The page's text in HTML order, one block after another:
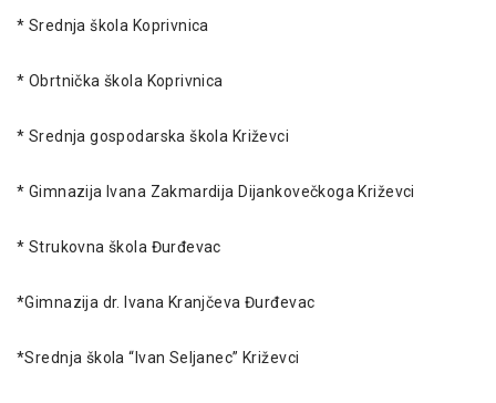
* Srednja škola Koprivnica
* Obrtnička škola Koprivnica
* Srednja gospodarska škola Križevci
* Gimnazija Ivana Zakmardija Dijankovečkoga Križevci
* Strukovna škola Đurđevac
*Gimnazija dr. Ivana Kranjčeva Đurđevac
*Srednja škola “Ivan Seljanec” Križevci